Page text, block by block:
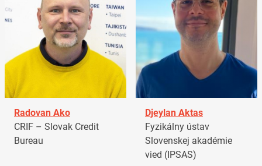
Radovan Ako
CRIF – Slovak Credit
Bureau
Djeylan Aktas
Fyzikálny ústav
Slovenskej akadémie
vied (IPSAS)